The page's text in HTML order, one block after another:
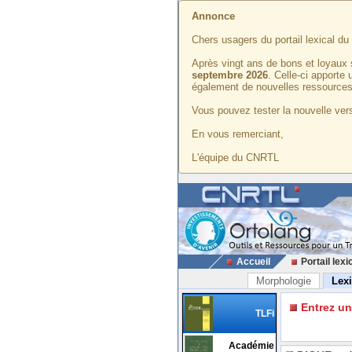
Annonce
Chers usagers du portail lexical du
Après vingt ans de bons et
septembre 2026. Celle-ci apporte
également de nouvelles
Vous pouvez tester la nouvelle
En vous remerciant,
L'équipe du CNRTL
Accueil Portail
Morphologie
TLFi
Académie
Entrez